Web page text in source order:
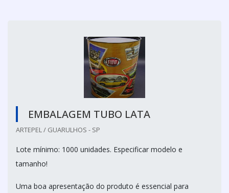
Imagem ilustrativa de Tubo
Imagem ilustrativa de Tubo
EMBALAGEM TUBO LATA